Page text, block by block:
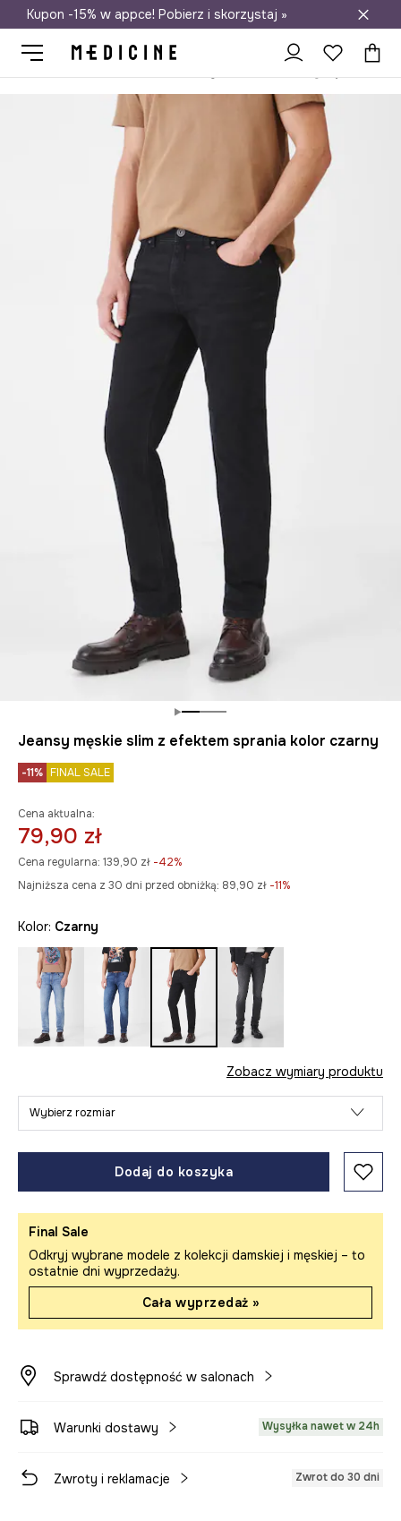
Darmowa dostawa do salonów
Kupon -15% w appce! Pobierz i skorzystaj »
Jeansy męskie slim z efektem sprania kolor czarny
-11% FINAL SALE
Cena aktualna:
79,90 zł
Cena regularna: 139,90 zł -42%
Najniższa cena z 30 dni przed obniżką: 89,90 zł -11%
Kolor: czarny
Zobacz wymiary produktu
Wybierz rozmiar
Dodaj do koszyka
Final Sale
Odkryj wybrane modele z kolekcji damskiej i męskiej – to
ostatnie dni wyprzedaży.
Cała wyprzedaż »
Sprawdź dostępność w salonach
Warunki dostawy Wysyłka nawet w 24h
Zwroty i reklamacje Zwrot do 30 dni